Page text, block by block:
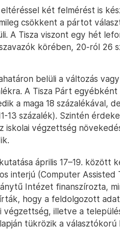
két felmérést is
csökkent a pártot
A Tisza viszont egy hét
körében, 20-ról 26
belüli a változás
A Tisza Párt
a maga 18 százalékával,
13 százalék). Szintén
iskolai végzettség
április 17–19. között
interjú (Computer Assisted
Intézet finanszírozta,
hogy a feldolgozott
végzettség, illetve a
tükrözik a